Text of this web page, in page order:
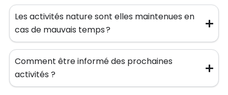
Les activités nature sont elles maintenues en
cas de mauvais temps ?
Comment être informé des prochaines
activités ?